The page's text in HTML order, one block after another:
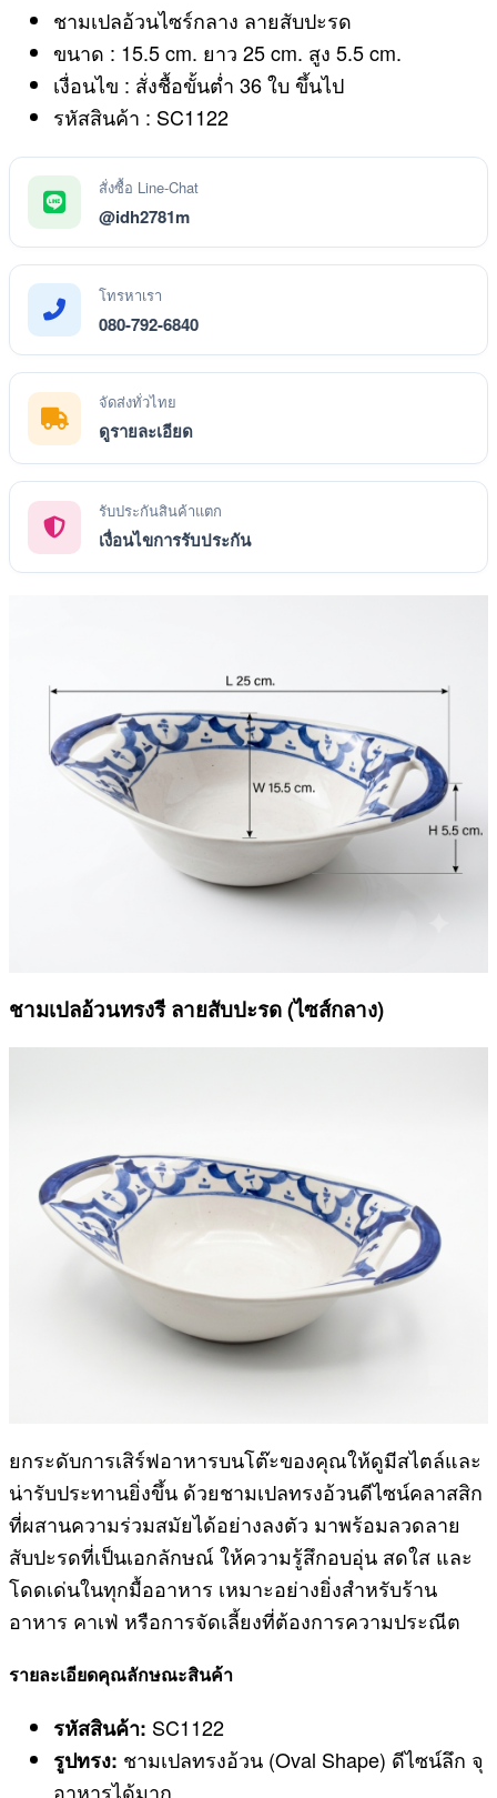
ชามเปลอ้วนไซร์กลาง ลายสับปะรด
ขนาด : 15.5 cm. ยาว 25 cm. สูง 5.5 cm.
เงื่อนไข : สั่งชื้อขั้นต่ำ 36 ใบ ขึ้นไป
รหัสสินค้า : SC1122
สั่งซื้อ Line-Chat
@idh2781m
โทรหาเรา
080-792-6840
จัดส่งทั่วไทย
ดูรายละเอียด
รับประกันสินค้าแตก
เงื่อนไขการรับประกัน
ชามเปลอ้วนทรงรี ลายสับปะรด (ไซส์กลาง)
ยกระดับการเสิร์ฟอาหารบนโต๊ะของคุณให้ดูมีสไตล์และ
น่ารับประทานยิ่งขึ้น ด้วยชามเปลทรงอ้วนดีไซน์คลาสสิก
ที่ผสานความร่วมสมัยได้อย่างลงตัว มาพร้อมลวดลาย
สับปะรดที่เป็นเอกลักษณ์ ให้ความรู้สึกอบอุ่น สดใส และ
โดดเด่นในทุกมื้ออาหาร เหมาะอย่างยิ่งสำหรับร้าน
อาหาร คาเฟ่ หรือการจัดเลี้ยงที่ต้องการความประณีต
รายละเอียดคุณลักษณะสินค้า
รหัสสินค้า: SC1122
รูปทรง: ชามเปลทรงอ้วน (Oval Shape) ดีไซน์ลึก จุ
อาหารได้มาก